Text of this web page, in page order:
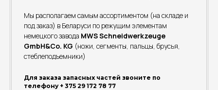
Мы располагаем самым ассортиментом (на складе и
под заказ) в Беларуси по режущим элементам
немецкого завода MWS Schneidwerkzeuge
GmbH&Cо. KG (ножи, сегменты, пальцы, брусья,
стеблеподъемники)
Для заказа запасных частей звоните по
телефону + 375 29 172 78 77